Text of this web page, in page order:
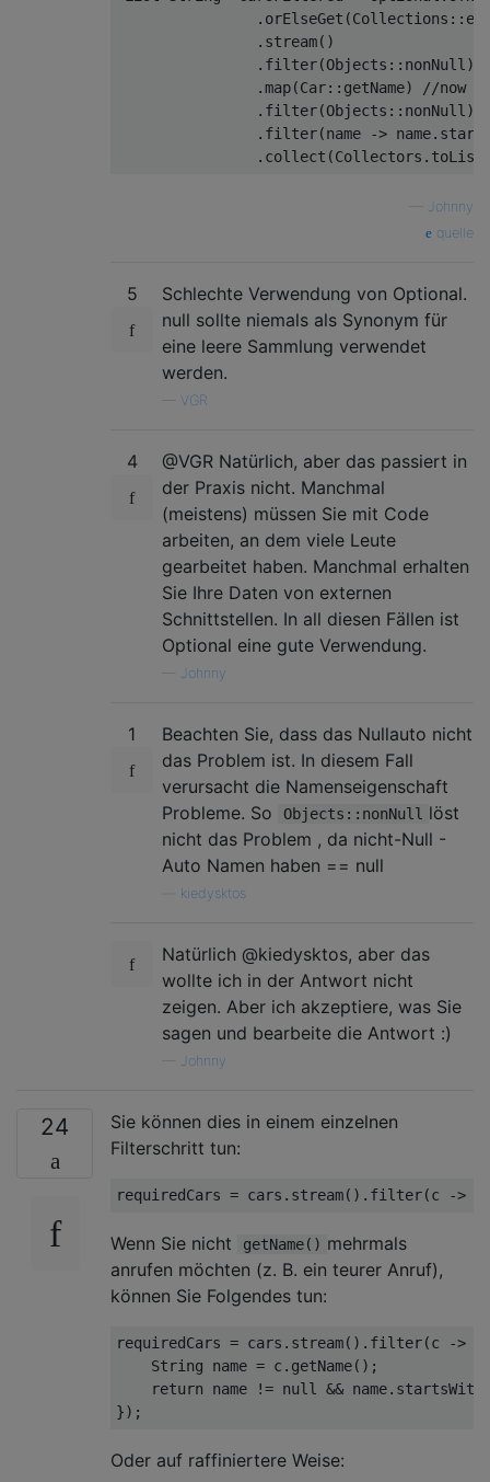
. orElseGet (Collections ::
. stream()
. filter(Objects :: nonNull )
.map(Car:: getName)
//now
. filter(Objects :: nonNull )
. filter(name -> name.
. collect (Collectors . toList
Johnny
quelle
5
Schlechte Verwendung von Optional.
null sollte niemals als Synonym für
eine leere Sammlung verwendet
werden.
VGR
4
@VGR Natürlich, aber das passiert in
der Praxis nicht. Manchmal
(meistens) müssen Sie mit Code
arbeiten, an dem viele Leute
gearbeitet haben. Manchmal erhalten
Sie Ihre Daten von externen
Schnittstellen. In all diesen Fällen ist
Optional eine gute Verwendung.
Johnny
1
Beachten Sie, dass das Nullauto nicht
das Problem ist. In diesem Fall
verursacht die Namenseigenschaft
Probleme. So
Objects::nonNull löst
nicht das Problem , da nicht-Null -
Auto Namen haben == null
kiedysktos
Natürlich @kiedysktos, aber das
wollte ich in der Antwort nicht
zeigen. Aber ich akzeptiere, was Sie
sagen und bearbeite die Antwort :)
Johnny
24
Sie können dies in einem einzelnen
Filterschritt tun:
requiredCars = cars . stream(). filter(c ->
Wenn Sie nicht getName() mehrmals
anrufen möchten (z. B. ein teurer Anruf),
können Sie Folgendes tun:
requiredCars = cars . stream(). filter(c ->
String name = c . getName();
return name != null && name. startsWith
});
Oder auf raffiniertere Weise: